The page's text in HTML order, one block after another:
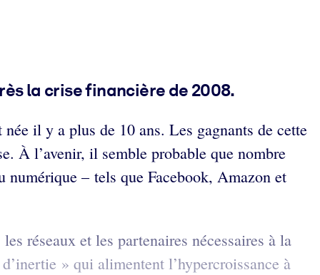
la crise financière de 2008.
il y a plus de 10 ans. Les gagnants de cette
À l’avenir, il semble probable que nombre
numérique – tels que Facebook, Amazon et
réseaux et les partenaires nécessaires à la
» qui alimentent l’hypercroissance à